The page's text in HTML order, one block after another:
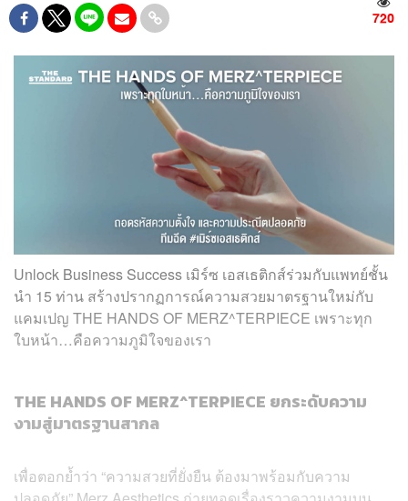
720
Unlock Business Success เมิร์ซ เอสเธติกส์ร่วมกับแพทย์ชั้น
นำ 15 ท่าน สร้างปรากฏการณ์ความสวยมาตรฐานใหม่กับ
แคมเปญ THE HANDS OF MERZ^TERPIECE เพราะทุก
ใบหน้า…คือความภูมิใจของเรา
THE HANDS OF MERZ^TERPIECE ยกระดับความ
งามสู่มาตรฐานสากล
เพื่อตอกย้ำว่า “ความสวยที่ยั่งยืน ต้องมาพร้อมกับความ